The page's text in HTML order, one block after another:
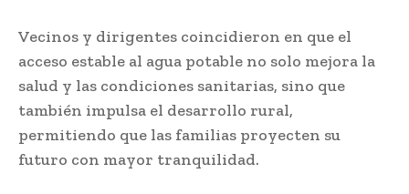
Vecinos y dirigentes coincidieron en que el
acceso estable al agua potable no solo mejora la
salud y las condiciones sanitarias, sino que
también impulsa el desarrollo rural,
permitiendo que las familias proyecten su
futuro con mayor tranquilidad.